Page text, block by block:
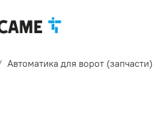
Автоматика для ворот (запчасти)